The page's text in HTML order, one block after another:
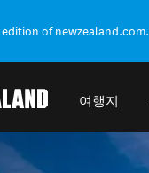
edition of newzealand.com.
여행지